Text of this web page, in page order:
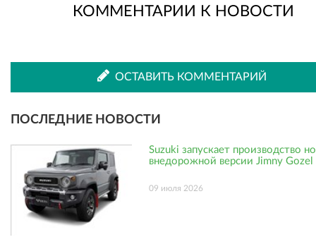
во
ВКонтакте
Одноклассниках
КОММЕНТАРИИ К НОВОСТИ
ОСТАВИТЬ КОММЕНТАРИЙ
ПОСЛЕДНИЕ НОВОСТИ
Suzuki запускает производство
внедорожной версии Jimny Gozel
09 июля 2026